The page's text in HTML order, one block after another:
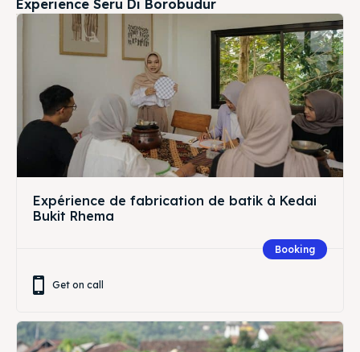
Experience Seru Di Borobudur
Expérience de fabrication de batik à Kedai
Bukit Rhema
Booking
Get on call